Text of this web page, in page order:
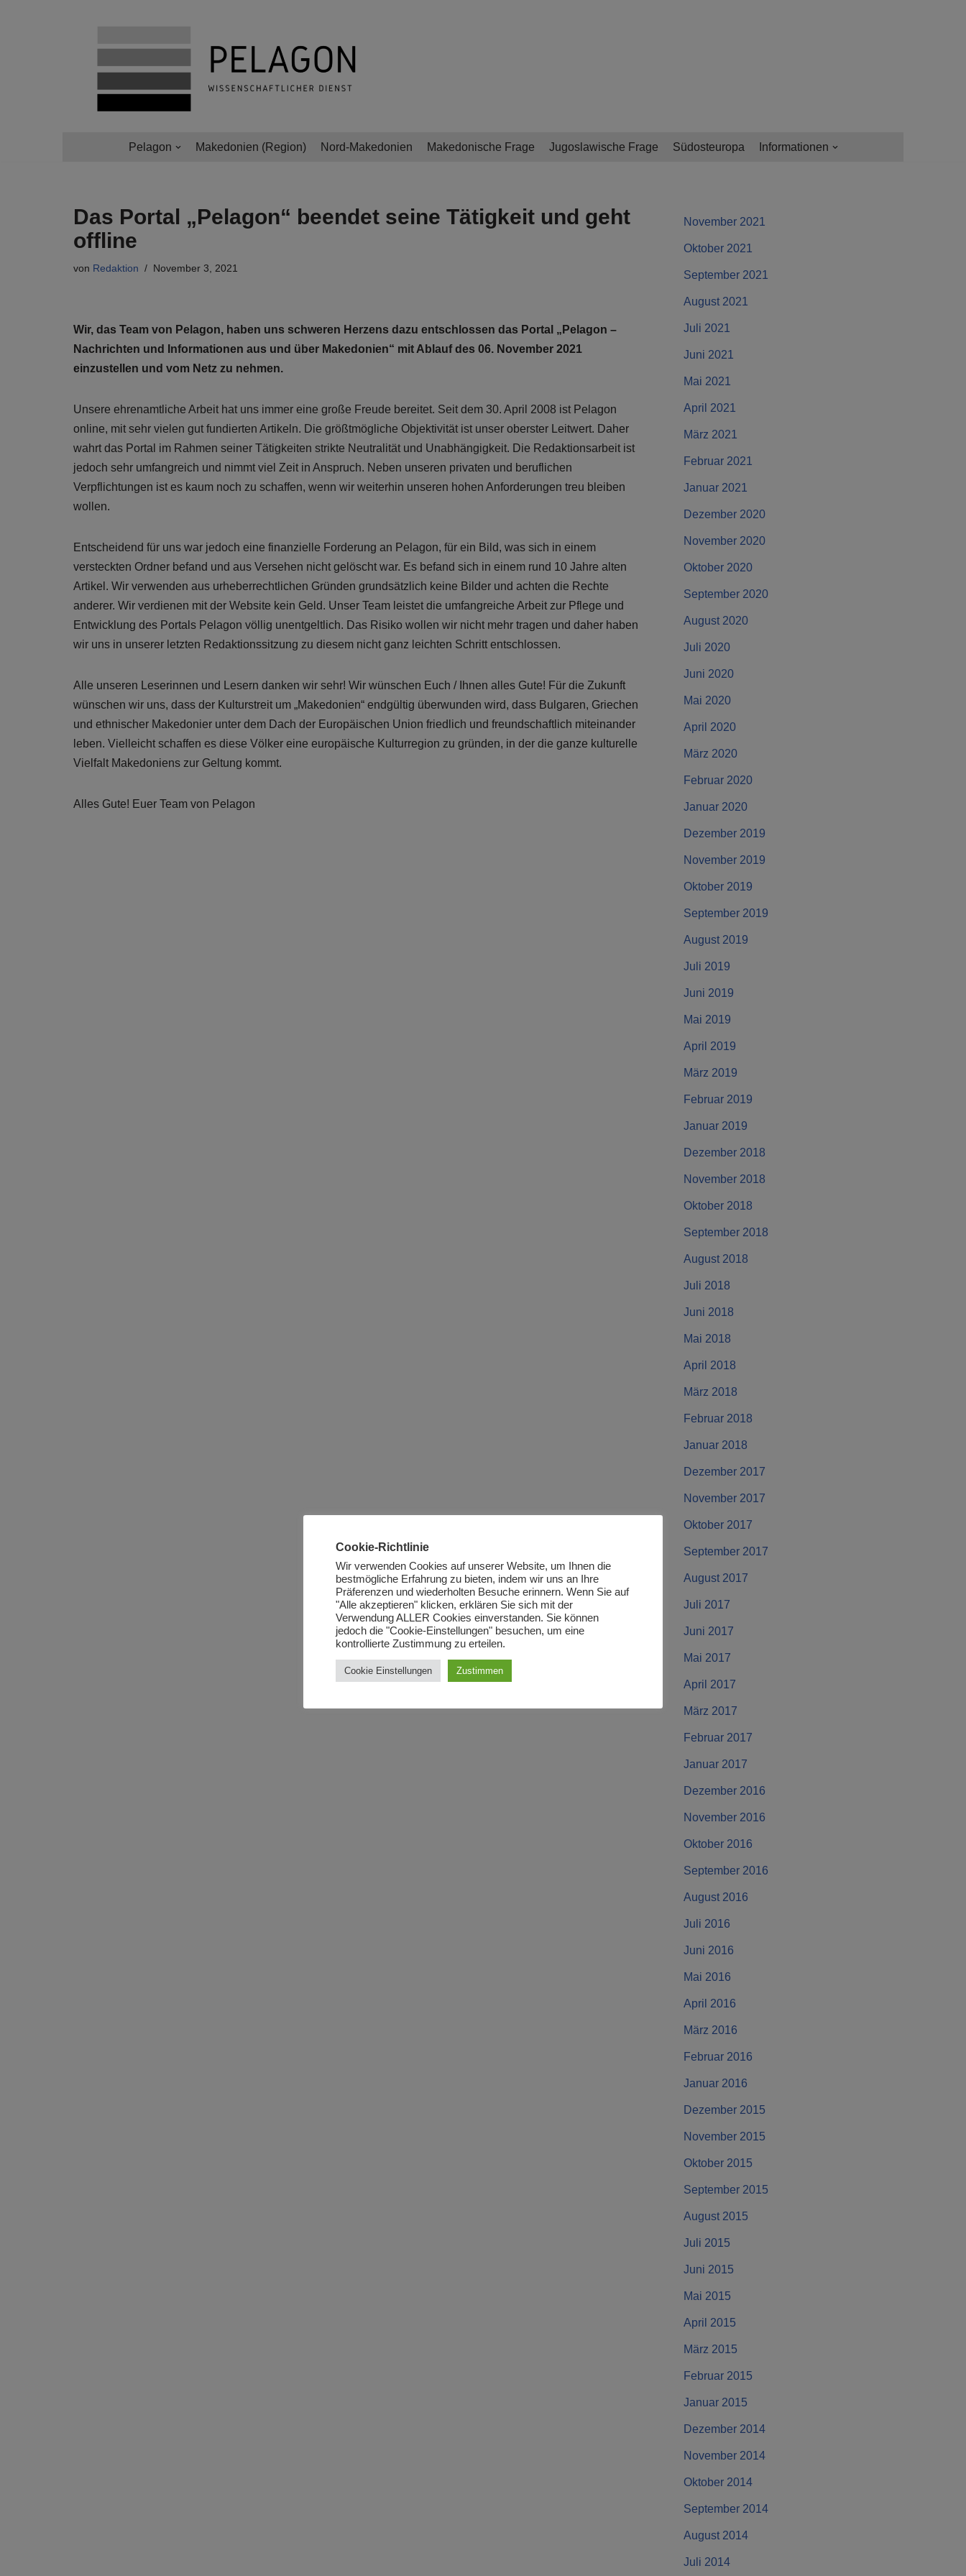
Pelagon Makedonien (Region) Nord-Makedonien Makedonische Frage Jugoslawische Frage Südosteuropa Informationen
Das Portal „Pelagon“ beendet seine Tätigkeit und geht
offline
von Redaktion November 3, 2021
Wir, das Team von Pelagon, haben uns schweren Herzens dazu entschlossen das Portal „Pelagon –
Nachrichten und Informationen aus und über Makedonien“ mit Ablauf des 06. November 2021
einzustellen und vom Netz zu nehmen.
Unsere ehrenamtliche Arbeit hat uns immer eine große Freude bereitet. Seit dem 30. April 2008 ist Pelagon
online, mit sehr vielen gut fundierten Artikeln. Die größtmögliche Objektivität ist unser oberster Leitwert. Daher
wahrt das Portal im Rahmen seiner Tätigkeiten strikte Neutralität und Unabhängigkeit. Die Redaktionsarbeit ist
jedoch sehr umfangreich und nimmt viel Zeit in Anspruch. Neben unseren privaten und beruflichen
Verpflichtungen ist es kaum noch zu schaffen, wenn wir weiterhin unseren hohen Anforderungen treu bleiben
wollen.
Entscheidend für uns war jedoch eine finanzielle Forderung an Pelagon, für ein Bild, was sich in einem
versteckten Ordner befand und aus Versehen nicht gelöscht war. Es befand sich in einem rund 10 Jahre alten
Artikel. Wir verwenden aus urheberrechtlichen Gründen grundsätzlich keine Bilder und achten die Rechte
anderer. Wir verdienen mit der Website kein Geld. Unser Team leistet die umfangreiche Arbeit zur Pflege und
Entwicklung des Portals Pelagon völlig unentgeltlich. Das Risiko wollen wir nicht mehr tragen und daher haben
wir uns in unserer letzten Redaktionssitzung zu diesem nicht ganz leichten Schritt entschlossen.
Alle unseren Leserinnen und Lesern danken wir sehr! Wir wünschen Euch / Ihnen alles Gute! Für die Zukunft
wünschen wir uns, dass der Kulturstreit um „Makedonien“ endgültig überwunden wird, dass Bulgaren, Griechen
und ethnischer Makedonier unter dem Dach der Europäischen Union friedlich und freundschaftlich miteinander
leben. Vielleicht schaffen es diese Völker eine europäische Kulturregion zu gründen, in der die ganze kulturelle
Vielfalt Makedoniens zur Geltung kommt.
Alles Gute! Euer Team von Pelagon
November 2021
Oktober 2021
September 2021
August 2021
Juli 2021
Juni 2021
Mai 2021
April 2021
März 2021
Februar 2021
Januar 2021
Dezember 2020
November 2020
Oktober 2020
September 2020
August 2020
Juli 2020
Juni 2020
Mai 2020
April 2020
März 2020
Februar 2020
Januar 2020
Dezember 2019
November 2019
Oktober 2019
September 2019
August 2019
Juli 2019
Juni 2019
Mai 2019
April 2019
März 2019
Februar 2019
Januar 2019
Dezember 2018
November 2018
Oktober 2018
September 2018
August 2018
Juli 2018
Juni 2018
Mai 2018
April 2018
März 2018
Februar 2018
Januar 2018
Dezember 2017
November 2017
Oktober 2017
September 2017
August 2017
Juli 2017
Juni 2017
Mai 2017
April 2017
März 2017
Februar 2017
Januar 2017
Dezember 2016
November 2016
Oktober 2016
September 2016
August 2016
Juli 2016
Juni 2016
Mai 2016
April 2016
März 2016
Februar 2016
Januar 2016
Dezember 2015
November 2015
Oktober 2015
September 2015
August 2015
Juli 2015
Juni 2015
Mai 2015
April 2015
März 2015
Februar 2015
Januar 2015
Dezember 2014
November 2014
Oktober 2014
September 2014
August 2014
Juli 2014
Cookie-Richtlinie
Wir verwenden Cookies auf unserer Website, um Ihnen die
bestmögliche Erfahrung zu bieten, indem wir uns an Ihre
Präferenzen und wiederholten Besuche erinnern. Wenn Sie auf
"Alle akzeptieren" klicken, erklären Sie sich mit der
Verwendung ALLER Cookies einverstanden. Sie können
jedoch die "Cookie-Einstellungen" besuchen, um eine
kontrollierte Zustimmung zu erteilen.
Cookie Einstellungen Zustimmen